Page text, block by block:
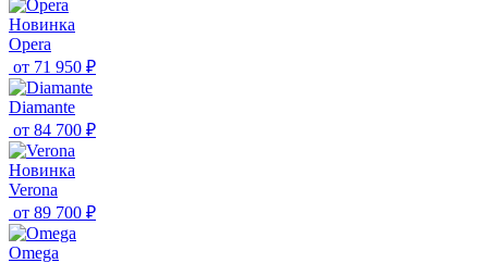
Новинка
Opera
от 71 950 ₽
Diamante
от 84 700 ₽
Новинка
Verona
от 89 700 ₽
Omega